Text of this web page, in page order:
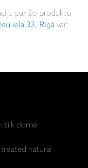
par šo produktu
iela 33, Rīgāvai:
silk dome
natural